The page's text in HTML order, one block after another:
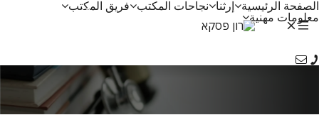
الصفحة الرئيسية إرثنا نجاحات المكتب فريق المكتب
معلومات مهنية